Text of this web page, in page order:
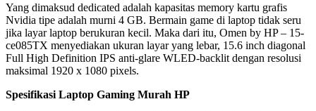
Yang dimaksud dedicated adalah kapasitas memory kartu grafis
Nvidia tipe adalah murni 4 GB. Bermain game di laptop tidak seru
jika layar laptop berukuran kecil. Maka dari itu, Omen by HP – 15-
ce085TX menyediakan ukuran layar yang lebar, 15.6 inch diagonal
Full High Definition IPS anti-glare WLED-backlit dengan resolusi
maksimal 1920 x 1080 pixels.
Spesifikasi Laptop Gaming Murah HP